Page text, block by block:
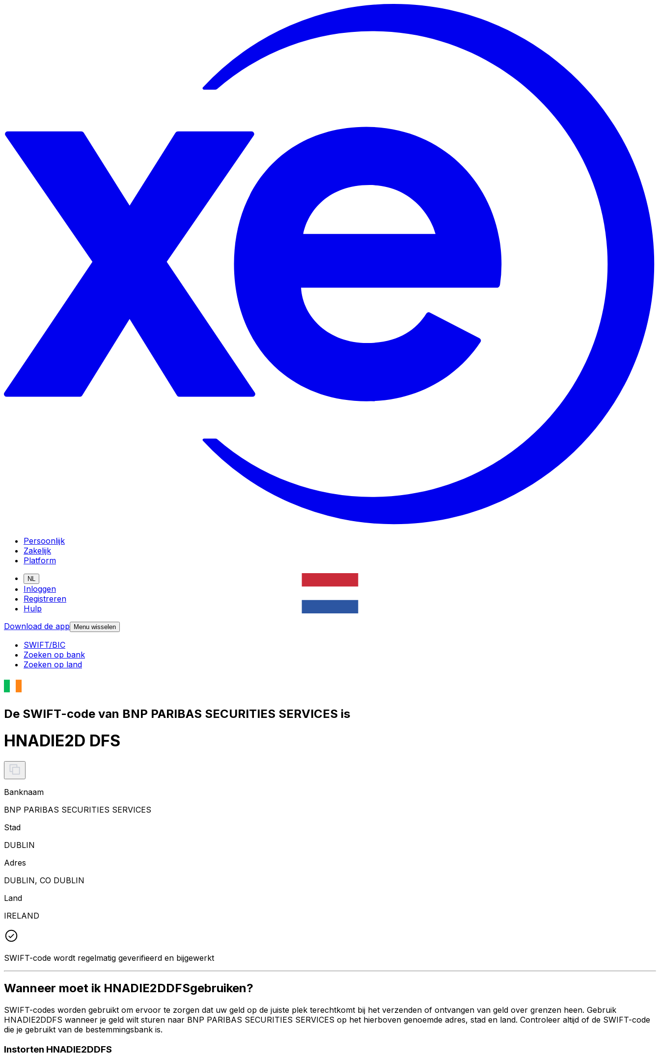
Persoonlijk
Zakelijk
Platform
NL
Inloggen
Registreren
Hulp
Download de app
Menu wisselen
SWIFT/BIC
Zoeken op bank
Zoeken op land
De SWIFT-code van BNP PARIBAS SECURITIES SERVICES is
HNADIE2D DFS
Banknaam
BNP PARIBAS SECURITIES SERVICES
Stad
DUBLIN
Adres
DUBLIN, CO DUBLIN
Land
IRELAND
SWIFT-code wordt regelmatig geverifieerd en bijgewerkt
Wanneer moet ik HNADIE2DDFSgebruiken?
SWIFT-codes worden gebruikt om ervoor te zorgen dat uw geld op de juiste plek terechtkomt bij het verzenden of ontvangen van geld over grenzen heen. Gebruik
HNADIE2DDFS wanneer je geld wilt sturen naar BNP PARIBAS SECURITIES SERVICES op het hierboven genoemde adres, stad en land. Controleer altijd of de SWIFT-code
die je gebruikt van de bestemmingsbank is.
Instorten HNADIE2DDFS